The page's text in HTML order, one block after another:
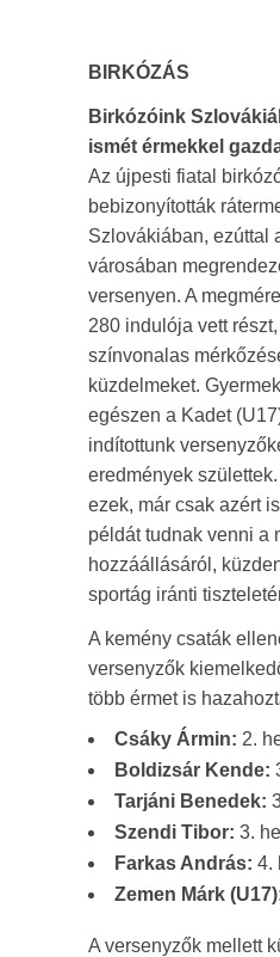
BIRKÓZÁS
Birkózóink
ismét érmekkel
Az újpesti fiatal
bebizonyították
Szlovákiában, ezúttal
városában
versenyen. A
280 indulója vett
színvonalas
küzdelmeket.
egészen a Kadet
indítottunk
eredmények
ezek, már csak azért
példát tudnak venni a
hozzáállásáról,
sportág iránti
A kemény csaták
versenyzők
több érmet is
Csáky Ármin: 2.
Boldizsár Kende:
Tarjáni Benedek:
Szendi Tibor: 3.
Farkas András: 4.
Zemen Márk
A versenyzők mellett